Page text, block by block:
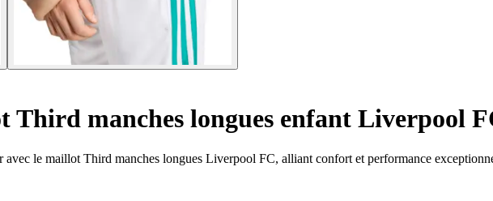
Third manches longues enfant Liverpool
avec le maillot Third manches longues Liverpool FC, alliant confort et performance